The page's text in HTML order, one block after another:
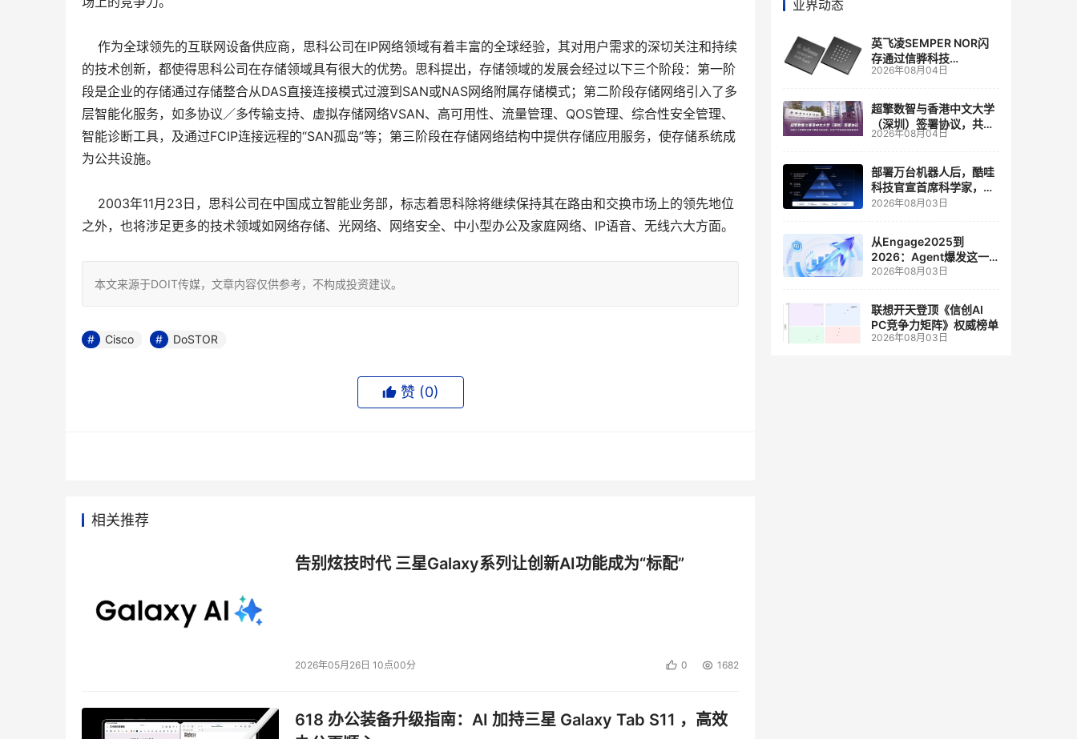
作为全球领先的互联网设备供应商，思科公司在IP网络领域有着丰富的全球经验，其对用户需求的深切关注和持续
的技术创新，都使得思科公司在存储领域具有很大的优势。思科提出，存储领域的发展会经过以下三个阶段：第一阶
段是企业的存储通过存储整合从DAS直接连接模式过渡到SAN或NAS网络附属存储模式；第二阶段存储网络引入了多
层智能化服务，如多协议／多传输支持、虚拟存储网络VSAN、高可用性、流量管理、QOS管理、综合性安全管理、
智能诊断工具，及通过FCIP连接远程的“SAN孤岛”等；第三阶段在存储网络结构中提供存储应用服务，使存储系统成
为公共设施。
2003年11月23日，思科公司在中国成立智能业务部，标志着思科除将继续保持其在路由和交换市场上的领先地位
之外，也将涉足更多的技术领域如网络存储、光网络、网络安全、中小型办公及家庭网络、IP语音、无线六大方面。
本文来源于DOIT传媒，文章内容仅供参考，不构成投资建议。
Cisco DoSTOR
赞 (0)
相关推荐
告别炫技时代 三星Galaxy系列让创新AI功能成为“标配”
2026年05月26日 10点00分 0 1682
618 办公装备升级指南：AI 加持三星 Galaxy Tab S11 ，高效
业界动态
英飞凌SEMPER NOR闪
存通过信骅科技
AST2700 BMC认证，全
管理
2026年08月04日
超擎数智与香港中文大学
（深圳）签署协议，共建
人工智能和边缘计算联合
2026年08月04日
部署万台机器人后，酷哇
科技官宣首席科学家，要
让世界模型交付生产力
2026年08月03日
从Engage2025到
2026：Agent爆发这一
年，AI CRM 走到哪了
2026年08月03日
联想开天登顶《信创AI
PC竞争力矩阵》权威榜单
2026年08月03日